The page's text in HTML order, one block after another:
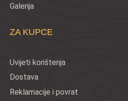
Galerija
ZA KUPCE
Uvijeti korištenja
Dostava
Reklamacije i povrat